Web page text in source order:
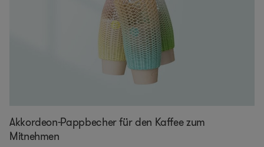
Akkordeon-Pappbecher für den Kaffee zum
Mitnehmen